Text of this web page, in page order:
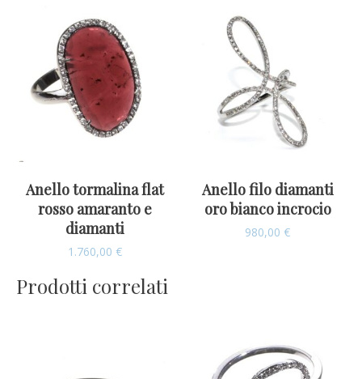
Anello tormalina flat
rosso amaranto e
diamanti
1.760,00 €
Anello filo diamanti
oro bianco incrocio
980,00 €
Prodotti correlati